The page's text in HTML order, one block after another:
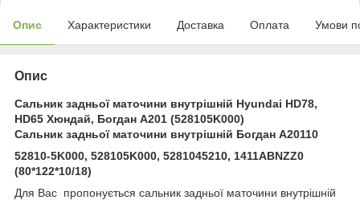
Опис Характеристики Доставка Оплата Умови
Опис
Сальник задньої маточини внутрішній Hyundai HD78,
HD65 Хюндай, Богдан А201 (528105K000)
Сальник задньої маточини внутрішній Богдан А20110
52810-5K000, 528105K000, 5281045210, 1411ABNZZ0
(80*122*10/18)
Для Вас пропонується сальник задньої маточини внутрішній